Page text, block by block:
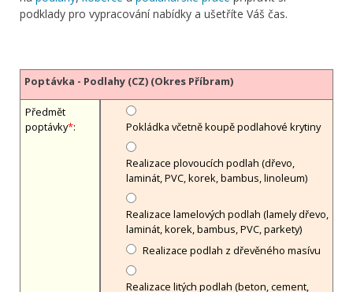
podklady pro vypracování nabídky a ušetříte Váš čas.
Poptávka - Podlahy (CZ) (Okres Příbram)
Předmět
poptávky*: Pokládka včetně koupě podlahové krytiny
Realizace plovoucích podlah (dřevo,
laminát, PVC, korek, bambus, linoleum)
Realizace lamelových podlah (lamely dřevo,
laminát, korek, bambus, PVC, parkety)
Realizace podlah z dřevěného masívu
Realizace litých podlah (beton, cement,